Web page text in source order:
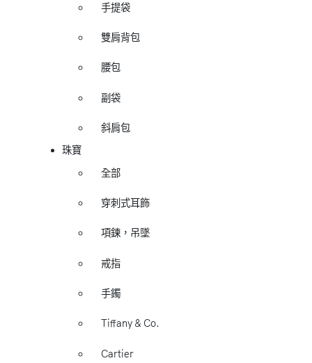
手提袋
雙肩背包
腰包
副袋
斜肩包
珠寶
全部
穿刺式耳飾
項鍊，吊墜
戒指
手鐲
Tiffany & Co.
Cartier